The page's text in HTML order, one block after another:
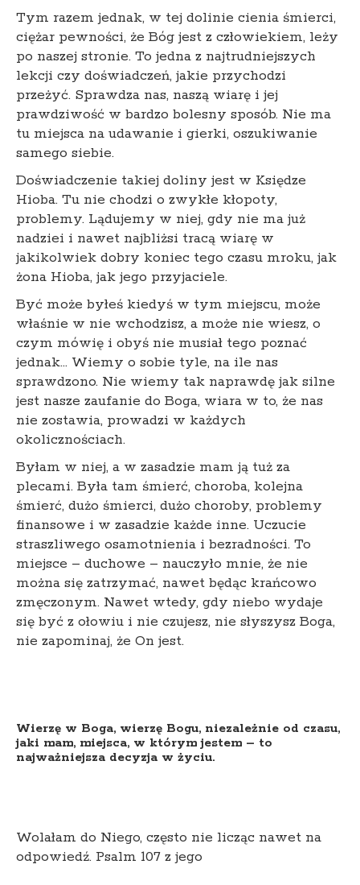
Tym razem jednak, w tej dolinie cienia śmierci,
ciężar pewności, że Bóg jest z człowiekiem, leży
po naszej stronie. To jedna z najtrudniejszych
lekcji czy doświadczeń, jakie przychodzi
przeżyć. Sprawdza nas, naszą wiarę i jej
prawdziwość w bardzo bolesny sposób. Nie ma
tu miejsca na udawanie i gierki, oszukiwanie
samego siebie.
Doświadczenie takiej doliny jest w Księdze
Hioba. Tu nie chodzi o zwykłe kłopoty,
problemy. Lądujemy w niej, gdy nie ma już
nadziei i nawet najbliżsi tracą wiarę w
jakikolwiek dobry koniec tego czasu mroku, jak
żona Hioba, jak jego przyjaciele.
Być może byłeś kiedyś w tym miejscu, może
właśnie w nie wchodzisz, a może nie wiesz, o
czym mówię i obyś nie musiał tego poznać
jednak… Wiemy o sobie tyle, na ile nas
sprawdzono. Nie wiemy tak naprawdę jak silne
jest nasze zaufanie do Boga, wiara w to, że nas
nie zostawia, prowadzi w każdych
okolicznościach.
Byłam w niej, a w zasadzie mam ją tuż za
plecami. Była tam śmierć, choroba, kolejna
śmierć, dużo śmierci, dużo choroby, problemy
finansowe i w zasadzie każde inne. Uczucie
straszliwego osamotnienia i bezradności. To
miejsce – duchowe – nauczyło mnie, że nie
można się zatrzymać, nawet będąc krańcowo
zmęczonym. Nawet wtedy, gdy niebo wydaje
się być z ołowiu i nie czujesz, nie słyszysz Boga,
nie zapominaj, że On jest.
Wierzę w Boga, wierzę Bogu, niezależnie od czasu,
jaki mam, miejsca, w którym jestem – to
najważniejsza decyzja w życiu.
Wolałam do Niego, często nie licząc nawet na
odpowiedź. Psalm 107 z jego